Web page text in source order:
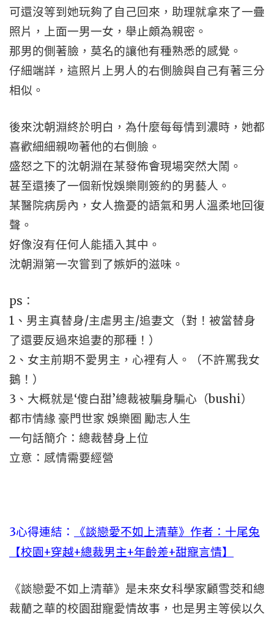
可還沒等到她玩夠了自己回來，助理就拿來了一疊
照片，上面一男一女，舉止頗為親密。
那男的側著臉，莫名的讓他有種熟悉的感覺。
仔細端詳，這照片上男人的右側臉與自己有著三分
相似。
後來沈朝淵終於明白，為什麼每每情到濃時，她都
喜歡細細親吻著他的右側臉。
盛怒之下的沈朝淵在某發佈會現場突然大鬧。
甚至還揍了一個新悅娛樂剛簽約的男藝人。
某醫院病房內，女人擔憂的語氣和男人溫柔地回復
聲。
好像沒有任何人能插入其中。
沈朝淵第一次嘗到了嫉妒的滋味。
ps：
1、男主真替身/主虐男主/追妻文（對！被當替身
了還要反過來追妻的那種！）
2、女主前期不愛男主，心裡有人。（不許罵我女
鵝！）
3、大概就是‘傻白甜’總裁被騙身騙心（bushi）
都市情緣 豪門世家 娛樂圈 勵志人生
一句話簡介：總裁替身上位
立意：感情需要經營
3心得連結：
《談戀愛不如上清華》作者：十尾兔
【校園+穿越+總裁男主+年齡差+甜寵言情】
《談戀愛不如上清華》是未來女科學家顧雪茭和總
裁藺之華的校園甜寵愛情故事，也是男主等侯以久